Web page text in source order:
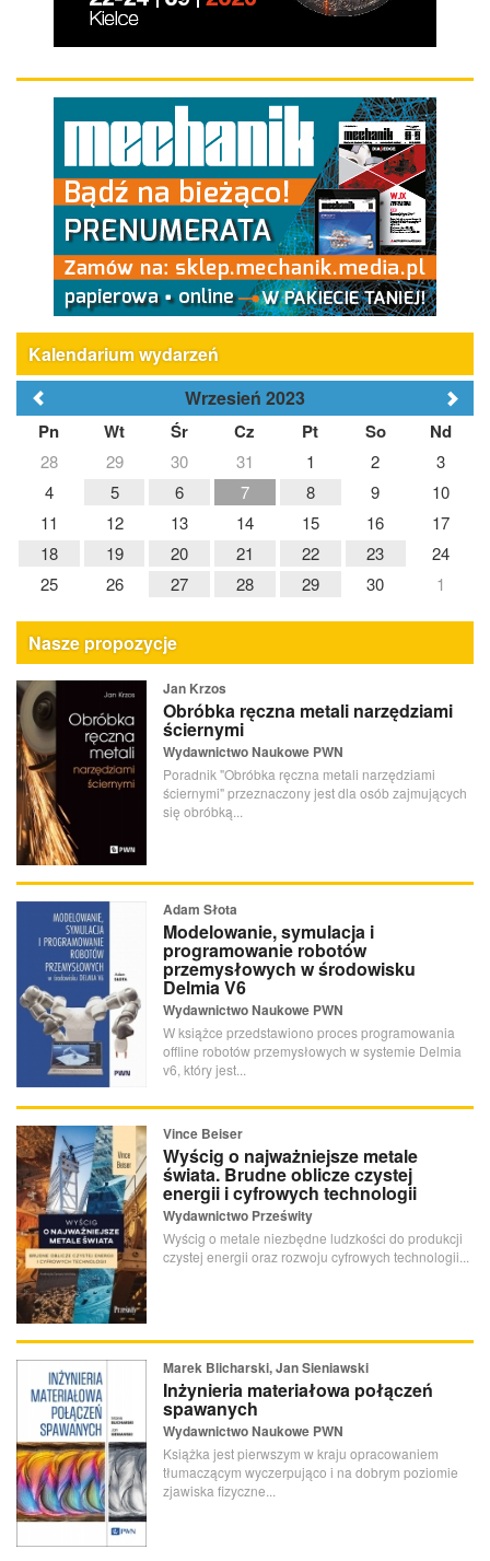
Kalendarium wydarzeń
Wrzesień 2023
Pn Wt Śr Cz Pt So Nd
28 29 30 31 1 2
3
4
5 6 7 8 9
10
11
12 13 14 15 16
17
18
19 20 21 22 23
24
25
26 27 28 29 30 1
Nasze propozycje
Jan Krzos
Obróbka ręczna metali narzędziami
ściernymi
Wydawnictwo Naukowe PWN
Poradnik "Obróbka ręczna metali narzędziami
ściernymi" przeznaczony jest dla osób zajmujących
się obróbką...
Adam Słota
Modelowanie, symulacja i
programowanie robotów
przemysłowych w środowisku
Delmia V6
Wydawnictwo Naukowe PWN
W książce przedstawiono proces programowania
offline robotów przemysłowych w systemie Delmia
v6, który jest...
Vince Beiser
Wyścig o najważniejsze metale
świata. Brudne oblicze czystej
energii i cyfrowych technologii
Wydawnictwo Prześwity
Wyścig o metale niezbędne ludzkości do produkcji
czystej energii oraz rozwoju cyfrowych technologii...
Marek Blicharski, Jan Sieniawski
Inżynieria materiałowa połączeń
spawanych
Wydawnictwo Naukowe PWN
Książka jest pierwszym w kraju opracowaniem
tłumaczącym wyczerpująco i na dobrym poziomie
zjawiska fizyczne...